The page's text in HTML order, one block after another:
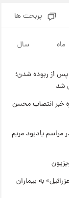
ایران‌خودرو و
استقلال با
تیم را ترک کرد!
دیده‌شده از شهیدان
فرماندهان
پربحث ها
ماه سال
از ربوده شدن؛
شد
خبر انتصاب محسن
مراسم یادبود مریم
به بیماران